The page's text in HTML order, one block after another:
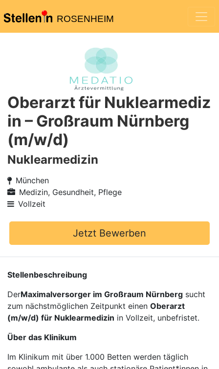
ROSENHEIM
Oberarzt für Nuklearmediz
in – Großraum Nürnberg
(m/w/d)
Nuklearmedizin
München
Medizin, Gesundheit, Pflege
Vollzeit
Jetzt Bewerben
Stellenbeschreibung
DerMaximalversorger im Großraum Nürnberg sucht
zum nächstmöglichen Zeitpunkt einen Oberarzt
(m/w/d) für Nuklearmedizin in Vollzeit, unbefristet.
Über das Klinikum
Im Klinikum mit über 1.000 Betten werden täglich